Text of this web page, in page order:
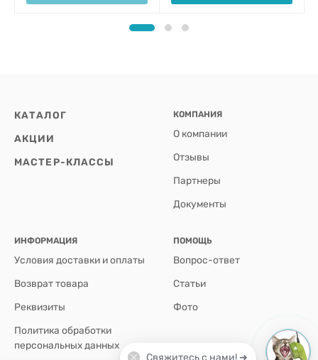
КАТАЛОГ
АКЦИИ
МАСТЕР-КЛАССЫ
КОМПАНИЯ
О компании
Отзывы
Партнеры
Документы
ИНФОРМАЦИЯ
Условия доставки и оплаты
Возврат товара
Реквизиты
Политика обработки
персональных данных
ПОМОЩЬ
Вопрос-ответ
Статьи
Фото
Свяжитесь с нами! ➜